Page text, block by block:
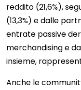
reddito (21,6%),
(13,3%) e dalle
entrate passive
merchandising e
insieme,
Anche le